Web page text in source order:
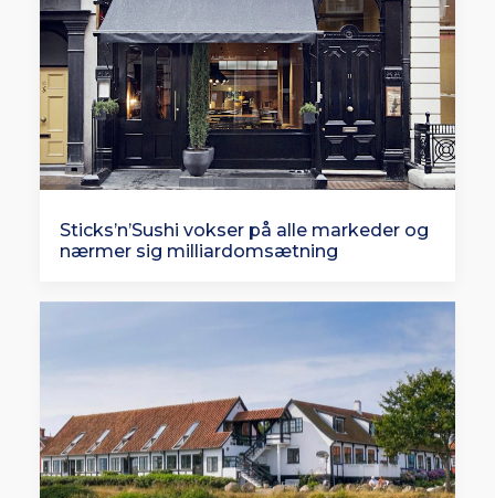
Sticks’n’Sushi vokser på alle markeder og
nærmer sig milliardomsætning